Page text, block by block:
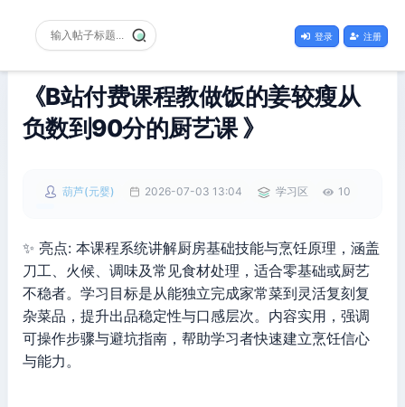
登录 注册
《B站付费课程教做饭的姜较瘦从
负数到90分的厨艺课 》
葫芦(元婴) 2026-07-03 13:04 学习区 10
✨ 亮点: 本课程系统讲解厨房基础技能与烹饪原理，涵盖
刀工、火候、调味及常见食材处理，适合零基础或厨艺
不稳者。学习目标是从能独立完成家常菜到灵活复刻复
杂菜品，提升出品稳定性与口感层次。内容实用，强调
可操作步骤与避坑指南，帮助学习者快速建立烹饪信心
与能力。